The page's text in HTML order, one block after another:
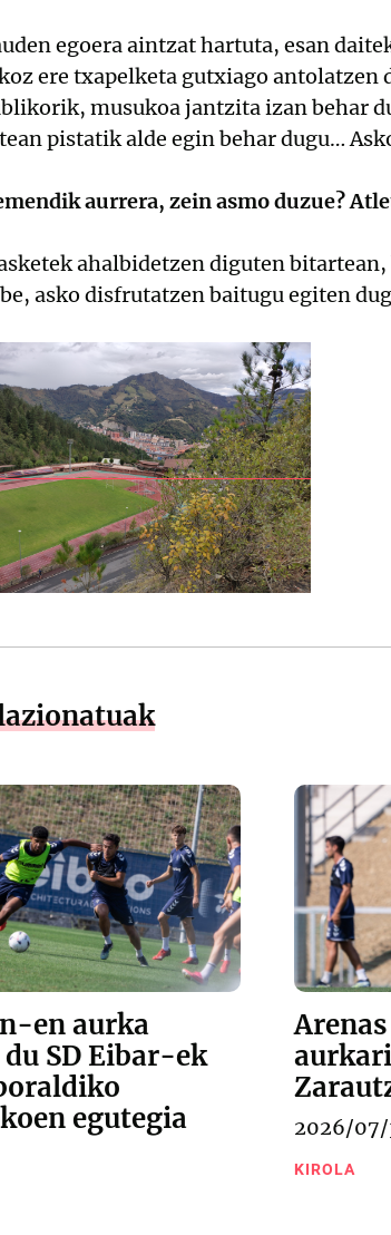
egoera aintzat hartuta, esan
ere txapelketa gutxiago antolatzen
musukoa jantzita izan behar
pistatik alde egin behar dugu…
aurrera, zein asmo duzue?
ahalbidetzen diguten
asko disfrutatzen baitugu egiten
en aurka
SD Eibar-ek
egutegia
2026/07/
KIROLA